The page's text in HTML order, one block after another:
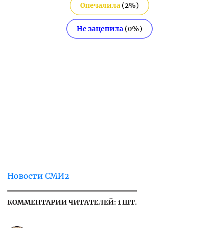
Опечалила (2%)
Не зацепила (0%)
Новости СМИ2
КОММЕНТАРИИ ЧИТАТЕЛЕЙ: 1 ШТ.